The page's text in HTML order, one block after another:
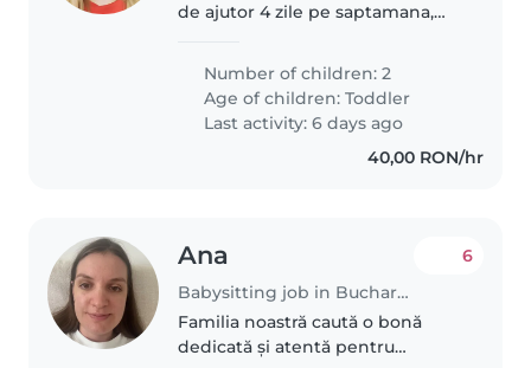
de ajutor 4 zile pe saptamana,
de 2 ani, activitati si joaca
Number of children: 2
Age of children:Toddler
Last activity: 6 days ago
40,00 RON/hr
Ana
Babysitting job in Bucharest
6
Familia noastră caută o bonă
dedicată și atentă pentru